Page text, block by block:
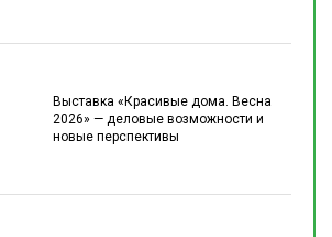
Выставка «Красивые дома. Весна
2026» — деловые возможности и
новые перспективы